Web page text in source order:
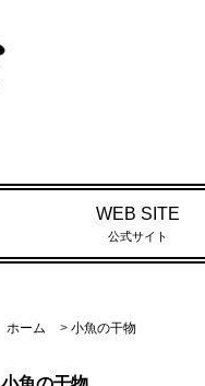
WEB SITE
公式サイト
ホーム > 小魚の干物